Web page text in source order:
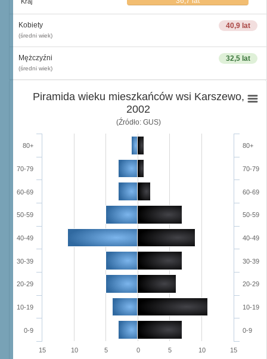
40,9 lat
Kobiety
(średni wiek)
32,5 lat
Mężczyźni
(średni wiek)
Piramida wieku mieszkańców wsi Karszewo,
2002
(Źródło: GUS)
0-9
10-19
20-29
30-39
40-49
50-59
60-69
70-79
80+
0-9
10-19
20-29
30-39
40-49
50-59
60-69
70-79
80+
15 10 5 0 5 10 15